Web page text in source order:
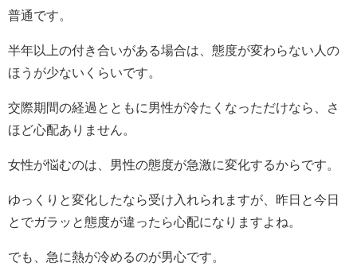
普通です。
半年以上の付き合いがある場合は、態度が変わらない人の
ほうが少ないくらいです。
交際期間の経過とともに男性が冷たくなっただけなら、さ
ほど心配ありません。
女性が悩むのは、男性の態度が急激に変化するからです。
ゆっくりと変化したなら受け入れられますが、昨日と今日
とでガラッと態度が違ったら心配になりますよね。
でも、急に熱が冷めるのが男心です。